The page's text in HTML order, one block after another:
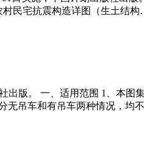
村民宅抗震构造详图（生土结
出版。 一、适用范围 1、本
无吊车和有吊车两种情况，均